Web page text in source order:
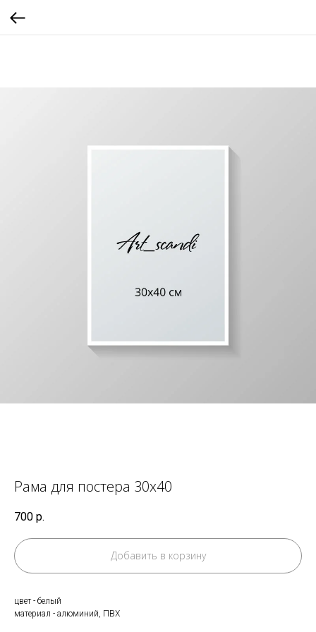
Рама для постера 30х40
700 р.
Добавить в корзину
цвет - белый
материал - алюминий, ПВХ